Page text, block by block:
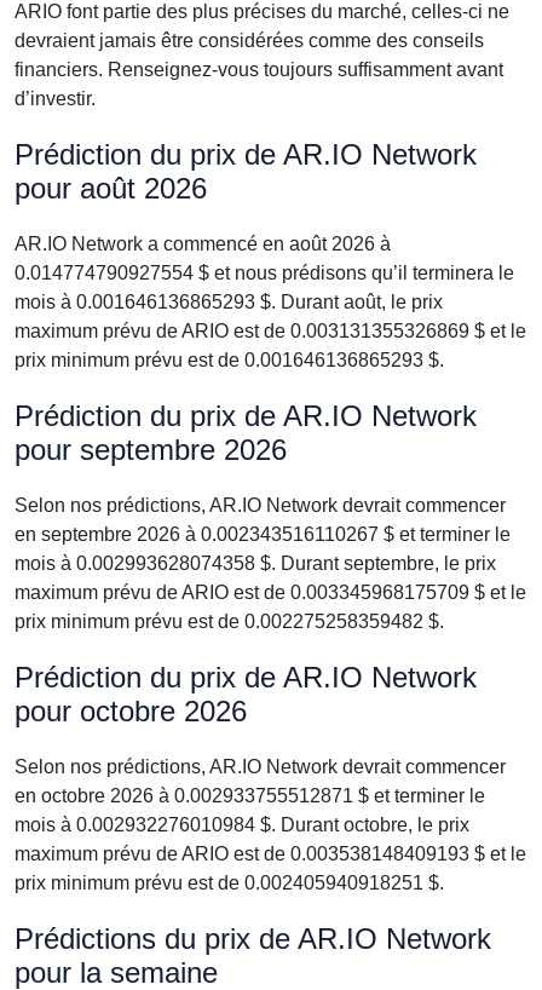
ARIO font partie des plus précises du marché, celles-ci ne
devraient jamais être considérées comme des conseils
financiers. Renseignez-vous toujours suffisamment avant
d’investir.
Prédiction du prix de AR.IO Network
pour août 2026
AR.IO Network a commencé en août 2026 à
0.014774790927554 $ et nous prédisons qu’il terminera le
mois à 0.001646136865293 $. Durant août, le prix
maximum prévu de ARIO est de 0.003131355326869 $ et le
prix minimum prévu est de 0.001646136865293 $.
Prédiction du prix de AR.IO Network
pour septembre 2026
Selon nos prédictions, AR.IO Network devrait commencer
en septembre 2026 à 0.002343516110267 $ et terminer le
mois à 0.002993628074358 $. Durant septembre, le prix
maximum prévu de ARIO est de 0.003345968175709 $ et le
prix minimum prévu est de 0.002275258359482 $.
Prédiction du prix de AR.IO Network
pour octobre 2026
Selon nos prédictions, AR.IO Network devrait commencer
en octobre 2026 à 0.002933755512871 $ et terminer le
mois à 0.002932276010984 $. Durant octobre, le prix
maximum prévu de ARIO est de 0.003538148409193 $ et le
prix minimum prévu est de 0.002405940918251 $.
Prédictions du prix de AR.IO Network
pour la semaine